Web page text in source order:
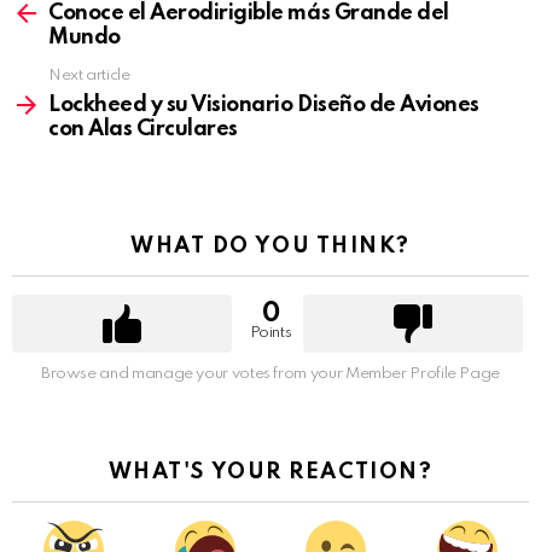
moreConoce el Aerodirigible más Grande del
Mundo
Next article
Lockheed y su Visionario Diseño de Aviones
con Alas Circulares
WHAT DO YOU THINK?
0
Points
Browse and manage your votes from your Member Profile Page
WHAT'S YOUR REACTION?